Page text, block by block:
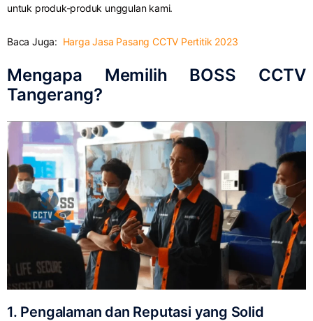
untuk produk-produk unggulan kami.
Baca Juga: Harga Jasa Pasang CCTV Pertitik 2023
Mengapa Memilih BOSS CCTV
Tangerang?
1. Pengalaman dan Reputasi yang Solid